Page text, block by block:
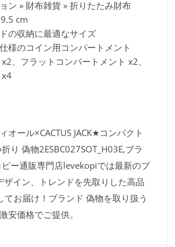
ン » 財布雑貨 » 折りたたみ財布
cm
の収納に最適なサイズ
様のコイン用コンパートメント
、フラットコンパートメント x2、
x4
オール×CACTUS JACK★コンパクト
り 偽物2ESBC027SOT_H03E,ブラ
ー通販専門店levekopiでは最新のブ
ザイン、トレンドを先取りした高品
てお届け！ブランド 偽物を取り扱う
安価格でご提供。